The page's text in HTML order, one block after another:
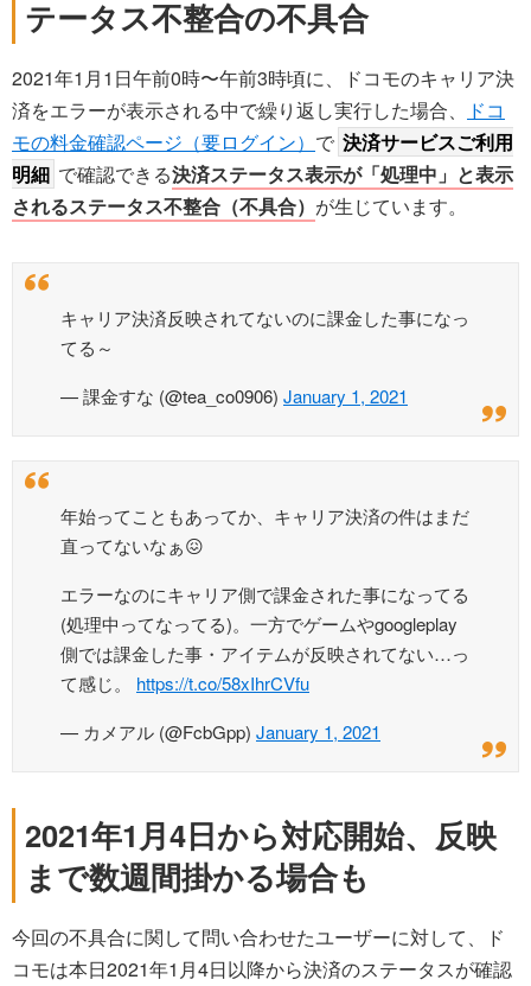
テータス不整合の不具合
2021年1月1日午前0時〜午前3時頃に、ドコモのキャリア決
済をエラーが表示される中で繰り返し実行した場合、
ドコ
モの料金確認ページ（要ログイン） で 決済サービスご利用
明細 で確認できる決済ステータス表示が「処理中」と表示
されるステータス不整合（不具合） が生じています。
キャリア決済反映されてないのに課金した事になっ
てる～
— 課金すな (@tea_co0906) January 1, 2021
年始ってこともあってか、キャリア決済の件はまだ
直ってないなぁ😖
エラーなのにキャリア側で課金された事になってる
(処理中ってなってる)。一方でゲームやgoogleplay
側では課金した事・アイテムが反映されてない…っ
て感じ。 https://t.co/58xIhrCVfu
— カメアル (@FcbGpp) January 1, 2021
2021年1月4日から対応開始、反映
まで数週間掛かる場合も
今回の不具合に関して問い合わせたユーザーに対して、ド
コモは本日2021年1月4日以降から決済のステータスが確認